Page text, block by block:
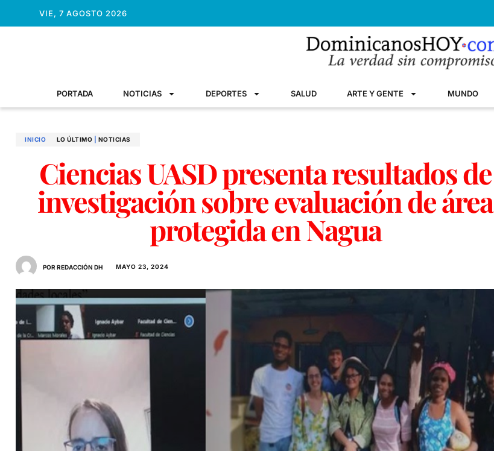
VIE, 7 AGOSTO 2026
PORTADA NOTICIAS DEPORTES SALUD ARTE Y GENTE MUNDO
INICIO LO ÚLTIMO NOTICIAS
Ciencias UASD presenta resultados de
investigación sobre evaluación de área
protegida en Nagua
POR REDACCIÓN DH MAYO 23, 2024